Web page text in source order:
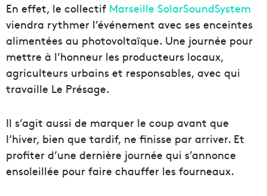
En effet, le collectif Marseille SolarSoundSystem
viendra rythmer l’événement avec ses enceintes
alimentées au photovoltaïque. Une journée pour
mettre à l’honneur les producteurs locaux,
agriculteurs urbains et responsables, avec qui
travaille Le Présage.
Il s’agit aussi de marquer le coup avant que
l’hiver, bien que tardif, ne finisse par arriver. Et
profiter d’une dernière journée qui s’annonce
ensoleillée pour faire chauffer les fourneaux.